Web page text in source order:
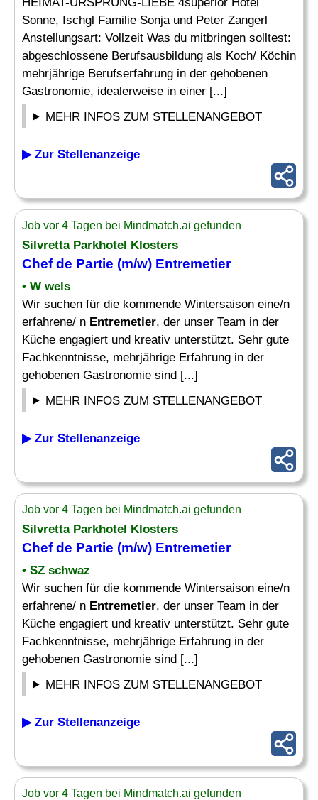
Sonne, Ischgl Familie Sonja und Peter Zangerl
Anstellungsart: Vollzeit Was du mitbringen solltest:
abgeschlossene Berufsausbildung als Koch/ Köchin
mehrjährige Berufserfahrung in der gehobenen
Gastronomie, idealerweise in einer [...]
MEHR INFOS ZUM STELLENANGEBOT
▶ Zur Stellenanzeige
Job vor 4 Tagen bei Mindmatch.ai gefunden
Silvretta Parkhotel Klosters
Chefde Partie (m/w) Entremetier
• W wels
Wir suchen für die kommende Wintersaison eine/n
erfahrene/ n Entremetier, der unser Team in der
Küche engagiert und kreativ unterstützt. Sehr gute
Fachkenntnisse, mehrjährige Erfahrung in der
gehobenen Gastronomie sind [...]
MEHR INFOS ZUM STELLENANGEBOT
▶ Zur Stellenanzeige
Job vor 4 Tagen bei Mindmatch.ai gefunden
Silvretta Parkhotel Klosters
Chefde Partie (m/w) Entremetier
• SZ schwaz
Wir suchen für die kommende Wintersaison eine/n
erfahrene/ n Entremetier, der unser Team in der
Küche engagiert und kreativ unterstützt. Sehr gute
Fachkenntnisse, mehrjährige Erfahrung in der
gehobenen Gastronomie sind [...]
MEHR INFOS ZUM STELLENANGEBOT
▶ Zur Stellenanzeige
Job vor 4 Tagen bei Mindmatch.ai gefunden